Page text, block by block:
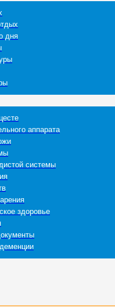
дня
аппарата
системы
здоровье